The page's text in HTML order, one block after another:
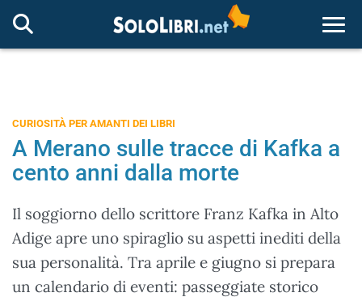
CURIOSITÀ PER AMANTI DEI LIBRI
A Merano sulle tracce di Kafka a
cento anni dalla morte
Il soggiorno dello scrittore Franz Kafka in Alto
Adige apre uno spiraglio su aspetti inediti della
sua personalità. Tra aprile e giugno si prepara
un calendario di eventi: passeggiate storico